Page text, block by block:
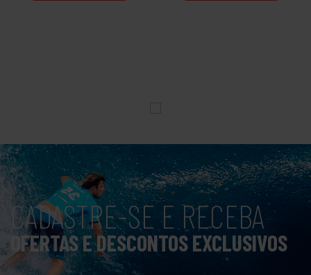
CADASTRE-SE E RECEBA
OFERTAS E DESCONTOS EXCLUSIVOS